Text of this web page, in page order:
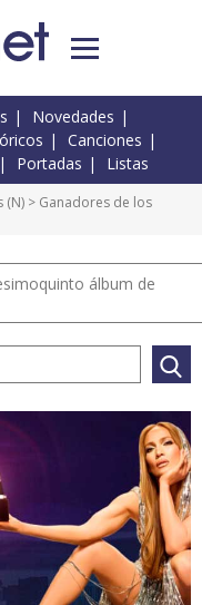
Novedades
Canciones
Portadas Listas
(N) > Ganadores de los
álbum de